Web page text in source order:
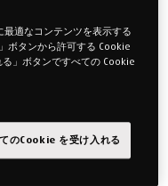
約120x195cm
適なコンテンツを表示する
ボタンから許可する Cookie
」ボタンですべての Cookie
のCookie を受け入れる